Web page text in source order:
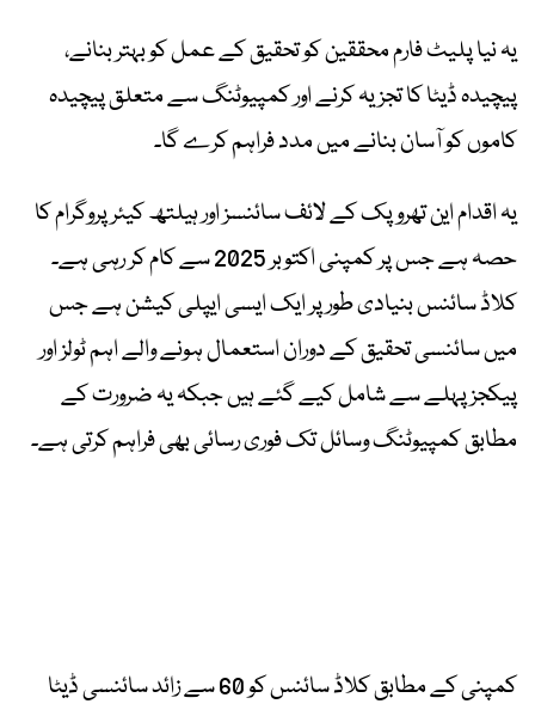
یہ نیا پلیٹ فارم محققین کو تحقیق کے عمل کو بہتر بنانے،
پیچیدہ ڈیٹا کا تجزیہ کرنے اور کمپیوٹنگ سے متعلق پیچیدہ
کاموں کو آسان بنانے میں مدد فراہم کرے گا۔
یہ اقدام این تھروپک کے لائف سائنسز اور ہیلتھ کیئر پروگرام کا
حصہ ہے جس پر کمپنی اکتوبر 2025 سے کام کر رہی ہے۔
کلاڈ سائنس بنیادی طور پر ایک ایسی ایپلی کیشن ہے جس
میں سائنسی تحقیق کے دوران استعمال ہونے والے اہم ٹولز اور
پیکجز پہلے سے شامل کیے گئے ہیں جبکہ یہ ضرورت کے
مطابق کمپیوٹنگ وسائل تک فوری رسائی بھی فراہم کرتی ہے۔
کمپنی کے مطابق کلاڈ سائنس کو 60 سے زائد سائنسی ڈیٹا